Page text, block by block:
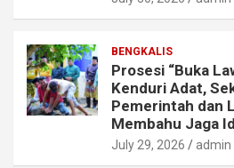
BENGKALIS
Prosesi “Buka
Kenduri Adat,
Pemerintah dan
Membahu Jaga
July 29, 2026 admin